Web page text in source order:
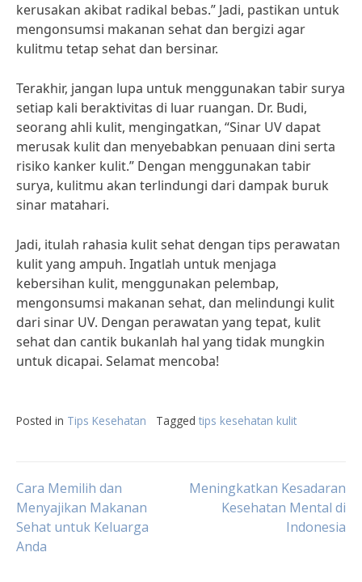
kerusakan akibat radikal bebas.” Jadi, pastikan untuk
mengonsumsi makanan sehat dan bergizi agar
kulitmu tetap sehat dan bersinar.
Terakhir, jangan lupa untuk menggunakan tabir surya
setiap kali beraktivitas di luar ruangan. Dr. Budi,
seorang ahli kulit, mengingatkan, “Sinar UV dapat
merusak kulit dan menyebabkan penuaan dini serta
risiko kanker kulit.” Dengan menggunakan tabir
surya, kulitmu akan terlindungi dari dampak buruk
sinar matahari.
Jadi, itulah rahasia kulit sehat dengan tips perawatan
kulit yang ampuh. Ingatlah untuk menjaga
kebersihan kulit, menggunakan pelembap,
mengonsumsi makanan sehat, dan melindungi kulit
dari sinar UV. Dengan perawatan yang tepat, kulit
sehat dan cantik bukanlah hal yang tidak mungkin
untuk dicapai. Selamat mencoba!
Posted in Tips Kesehatan Tagged tips kesehatan kulit
Post
navigation
Cara Memilih dan
Menyajikan Makanan
Sehat untuk Keluarga
Anda
Meningkatkan Kesadaran
Kesehatan Mental di
Indonesia